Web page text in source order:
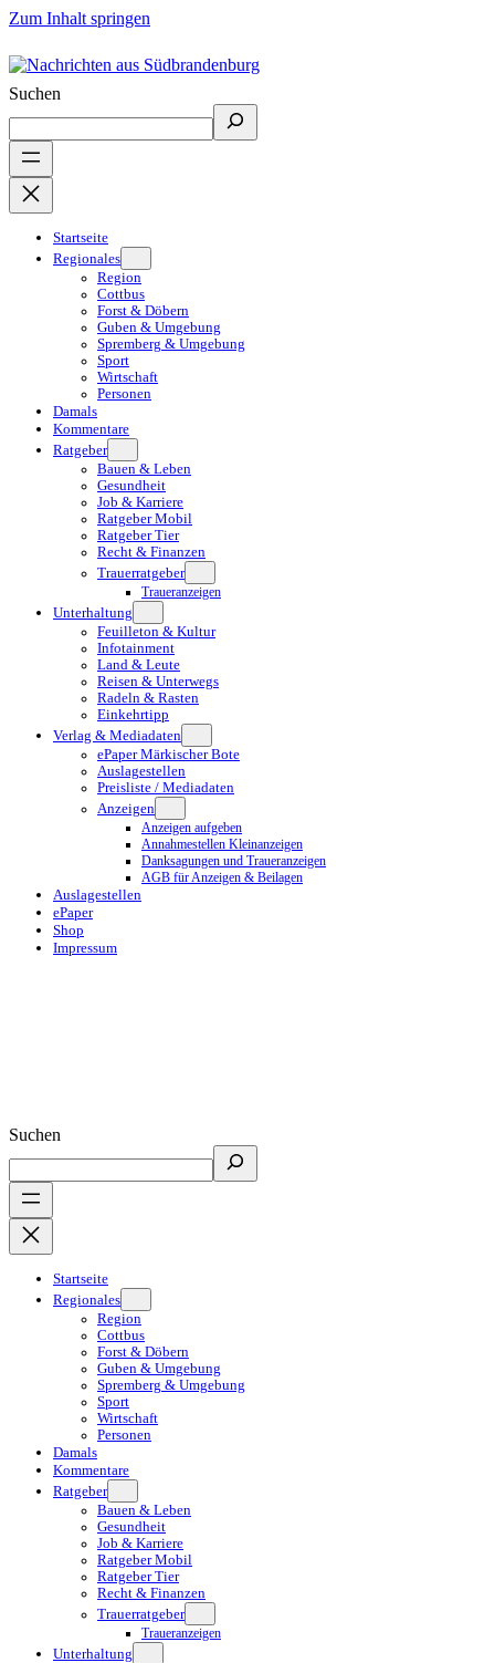
Zum Inhalt springen
Suchen
Startseite
Regionales
Region
Cottbus
Forst & Döbern
Guben & Umgebung
Spremberg & Umgebung
Sport
Wirtschaft
Personen
Damals
Kommentare
Ratgeber
Bauen & Leben
Gesundheit
Job & Karriere
Ratgeber Mobil
Ratgeber Tier
Recht & Finanzen
Trauerratgeber
Traueranzeigen
Unterhaltung
Feuilleton & Kultur
Infotainment
Land & Leute
Reisen & Unterwegs
Radeln & Rasten
Einkehrtipp
Verlag & Mediadaten
ePaper Märkischer Bote
Auslagestellen
Preisliste / Mediadaten
Anzeigen
Anzeigen aufgeben
Annahmestellen Kleinanzeigen
Danksagungen und Traueranzeigen
AGB für Anzeigen & Beilagen
Auslagestellen
ePaper
Shop
Impressum
Suchen
Startseite
Regionales
Region
Cottbus
Forst & Döbern
Guben & Umgebung
Spremberg & Umgebung
Sport
Wirtschaft
Personen
Damals
Kommentare
Ratgeber
Bauen & Leben
Gesundheit
Job & Karriere
Ratgeber Mobil
Ratgeber Tier
Recht & Finanzen
Trauerratgeber
Traueranzeigen
Unterhaltung